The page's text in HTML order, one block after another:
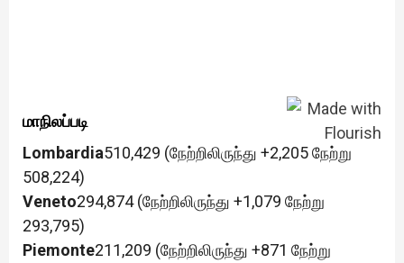
மாநிலப்படி
Lombardia510,429 (நேற்றிலிருந்து +2,205 நேற்று
508,224)
Veneto294,874 (நேற்றிலிருந்து +1,079 நேற்று
293,795)
Piemonte211,209 (நேற்றிலிருந்து +871 நேற்று